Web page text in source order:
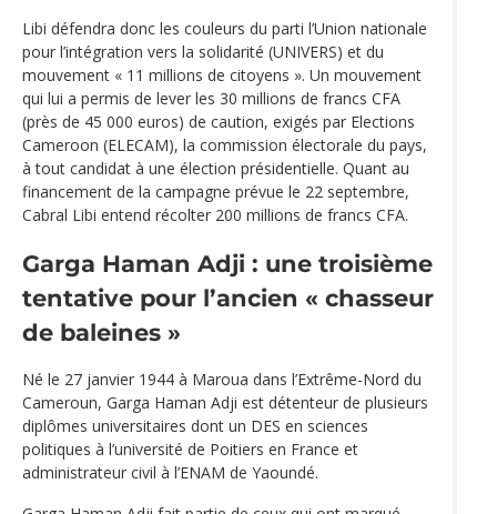
Libi défendra donc les couleurs du parti l’Union nationale
pour l’intégration vers la solidarité (UNIVERS) et du
mouvement « 11 millions de citoyens ». Un mouvement
qui lui a permis de lever les 30 millions de francs CFA
(près de 45 000 euros) de caution, exigés par Elections
Cameroon (ELECAM), la commission électorale du pays,
à tout candidat à une élection présidentielle. Quant au
financement de la campagne prévue le 22 septembre,
Cabral Libi entend récolter 200 millions de francs CFA.
Garga Haman Adji : une troisième
tentative pour l’ancien « chasseur
de baleines »
Né le 27 janvier 1944 à Maroua dans l’Extrême-Nord du
Cameroun, Garga Haman Adji est détenteur de plusieurs
diplômes universitaires dont un DES en sciences
politiques à l’université de Poitiers en France et
administrateur civil à l’ENAM de Yaoundé.